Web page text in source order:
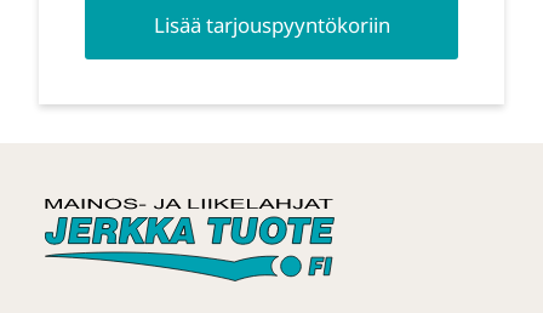
Lisää tarjouspyyntökoriin